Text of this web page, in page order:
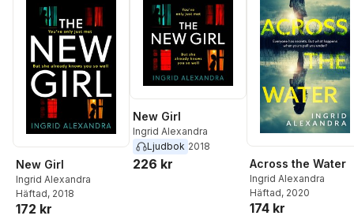
New Girl
Ingrid Alexandra
Häftad, 2018
172 kr
New Girl
Ingrid Alexandra
Ljudbok 2018
226 kr Across the Water
Ingrid Alexandra
Häftad, 2020
174 kr